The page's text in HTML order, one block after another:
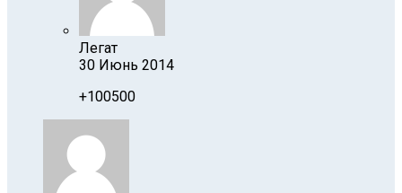
Легат
30 Июнь 2014
+100500